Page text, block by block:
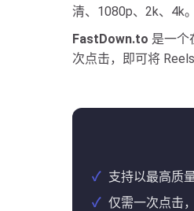
清、1080p、2k、4k
FastDown.to 是一个
次点击，即可将
支持以最高质
仅需一次点击